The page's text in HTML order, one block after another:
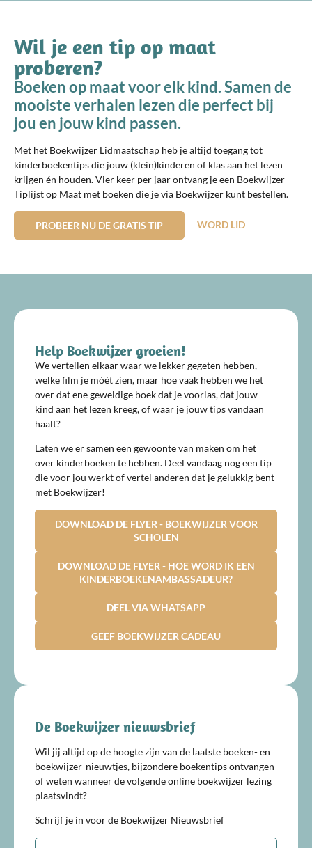
Wil je een tip op maat
proberen?
Boeken op maat voor elk kind. Samen de
mooiste verhalen lezen die perfect bij
jou en jouw kind passen.
Met het Boekwijzer Lidmaatschap heb je altijd toegang tot
kinderboekentips die jouw (klein)kinderen of klas aan het lezen
krijgen én houden. Vier keer per jaar ontvang je een Boekwijzer
Tiplijst op Maat met boeken die je via Boekwijzer kunt bestellen.
PROBEER NU DE GRATIS TIP WORD LID
Help Boekwijzer groeien!
We vertellen elkaar waar we lekker gegeten hebben,
welke film je móét zien, maar hoe vaak hebben we het
over dat ene geweldige boek dat je voorlas, dat jouw
kind aan het lezen kreeg, of waar je jouw tips vandaan
haalt?
Laten we er samen een gewoonte van maken om het
over kinderboeken te hebben. Deel vandaag nog een tip
die voor jou werkt of vertel anderen dat je gelukkig bent
met Boekwijzer!
DOWNLOAD DE FLYER - BOEKWIJZER VOOR
SCHOLEN
DOWNLOAD DE FLYER - HOE WORD IK EEN
KINDERBOEKENAMBASSADEUR?
DEEL VIA WHATSAPP
GEEF BOEKWIJZER CADEAU
De Boekwijzer nieuwsbrief
Wil jij altijd op de hoogte zijn van de laatste boeken- en
boekwijzer-nieuwtjes, bijzondere boekentips ontvangen
of weten wanneer de volgende online boekwijzer lezing
plaatsvindt?
Schrijf je in voor de Boekwijzer Nieuwsbrief
E-